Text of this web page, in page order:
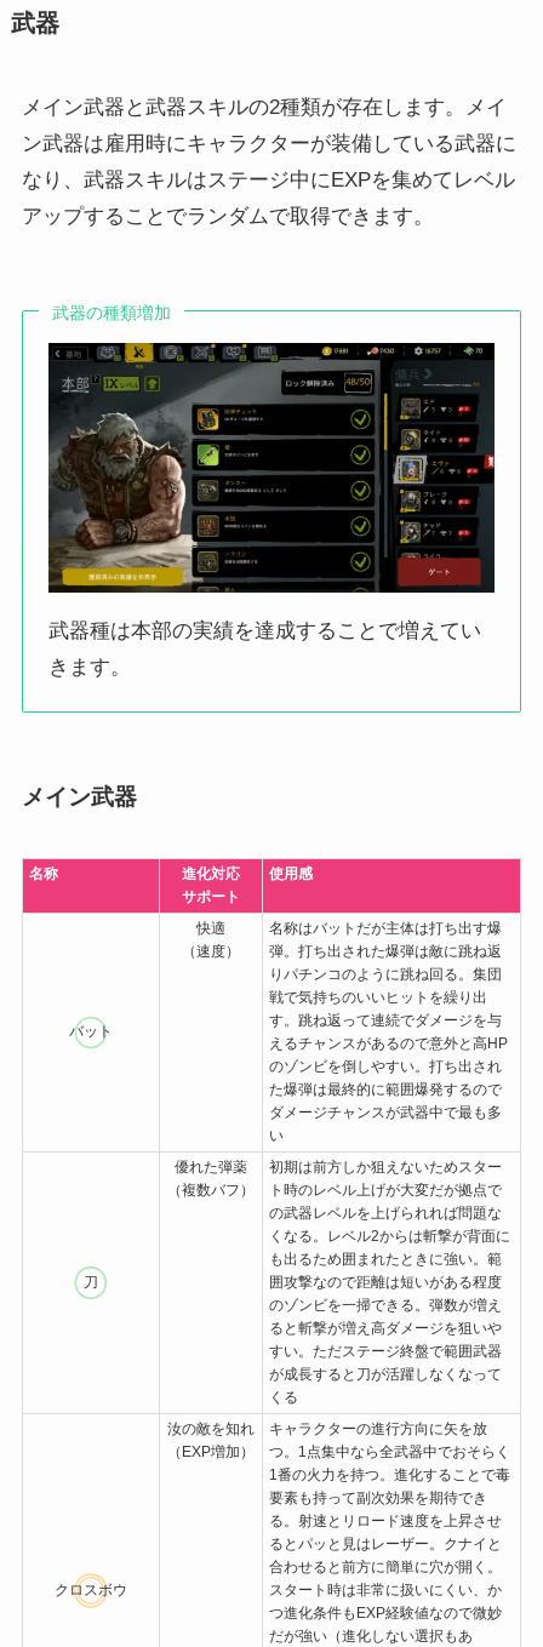
武器
メイン武器と武器スキルの2種類が存在します。メイ
ン武器は雇用時にキャラクターが装備している武器に
なり、武器スキルはステージ中にEXPを集めてレベル
アップすることでランダムで取得できます。
武器の種類増加
武器種は本部の実績を達成することで増えてい
きます。
メイン武器
名称
進化対応
サポート
使用感
バット
快適
（速度）
名称はバットだが主体は打ち出す爆
弾。打ち出された爆弾は敵に跳ね返
りパチンコのように跳ね回る。集団
戦で気持ちのいいヒットを繰り出
す。跳ね返って連続でダメージを与
えるチャンスがあるので意外と高HP
のゾンビを倒しやすい。打ち出され
た爆弾は最終的に範囲爆発するので
ダメージチャンスが武器中で最も多
い
刀
優れた弾薬
（複数バフ）
初期は前方しか狙えないためスター
ト時のレベル上げが大変だが拠点で
の武器レベルを上げられれば問題な
くなる。レベル2からは斬撃が背面に
も出るため囲まれたときに強い。範
囲攻撃なので距離は短いがある程度
のゾンビを一掃できる。弾数が増え
ると斬撃が増え高ダメージを狙いや
すい。ただステージ終盤で範囲武器
が成長すると刀が活躍しなくなって
くる
クロスボウ
汝の敵を知れ
（EXP増加）
キャラクターの進行方向に矢を放
つ。1点集中なら全武器中でおそらく
1番の火力を持つ。進化することで毒
要素も持って副次効果を期待でき
る。射速とリロード速度を上昇させ
るとパッと見はレーザー。クナイと
合わせると前方に簡単に穴が開く。
スタート時は非常に扱いにくい、か
つ進化条件もEXP経験値なので微妙
だが強い（進化しない選択もあ